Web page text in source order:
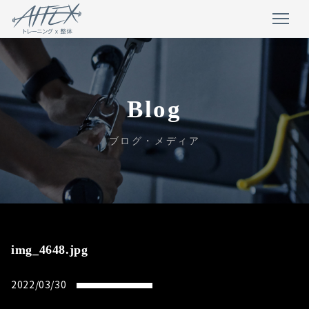
Blog
ブログ・メディア
img_4648.jpg
2022/03/30